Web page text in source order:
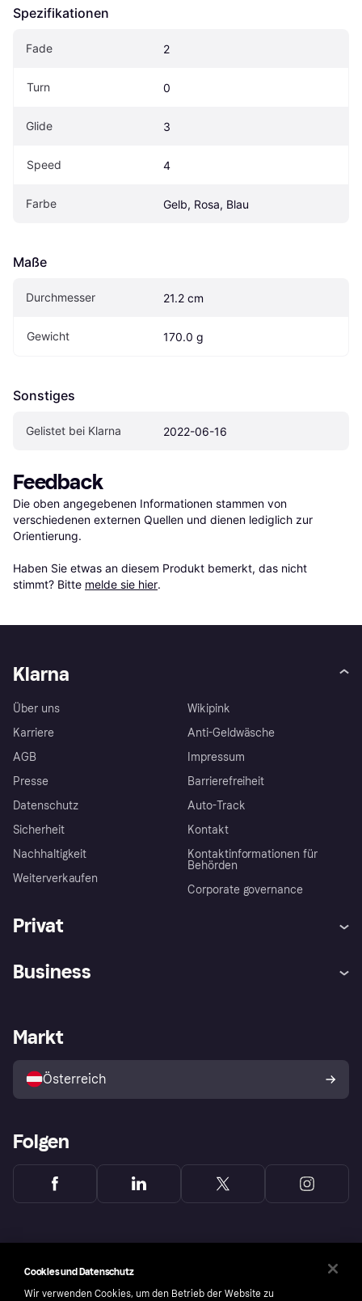
Spezifikationen
Fade 2
Turn 0
Glide 3
Speed 4
Farbe Gelb, Rosa, Blau
Maße
Durchmesser 21.2 cm
Gewicht 170.0 g
Sonstiges
Gelistet bei Klarna 2022-06-16
Feedback
Die oben angegebenen Informationen stammen von
verschiedenen externen Quellen und dienen lediglich zur
Orientierung.
Haben Sie etwas an diesem Produkt bemerkt, das nicht
stimmt? Bitte melde sie hier.
Klarna
Über uns
Karriere
AGB
Presse
Datenschutz
Sicherheit
Nachhaltigkeit
Weiterverkaufen
Wikipink
Anti-Geldwäsche
Impressum
Barrierefreiheit
Auto-Track
Kontakt
Kontaktinformationen für
Behörden
Corporate governance
Privat
Shops entdecken
Business
Händlerportal
Markt
Österreich
Folgen
Cookies und Datenschutz
Wir verwenden Cookies, um den Betrieb der Website zu